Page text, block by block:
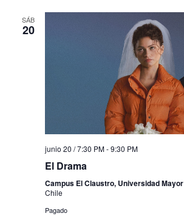
SÁB
20
junio 20 / 7:30 PM-9:30 PM
El Drama
Campus El Claustro, Universidad Mayor
Chile
Pagado